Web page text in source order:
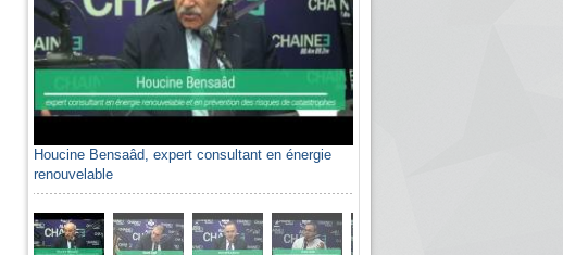
Houcine Bensaâd, expert consultant en énergie
renouvelable